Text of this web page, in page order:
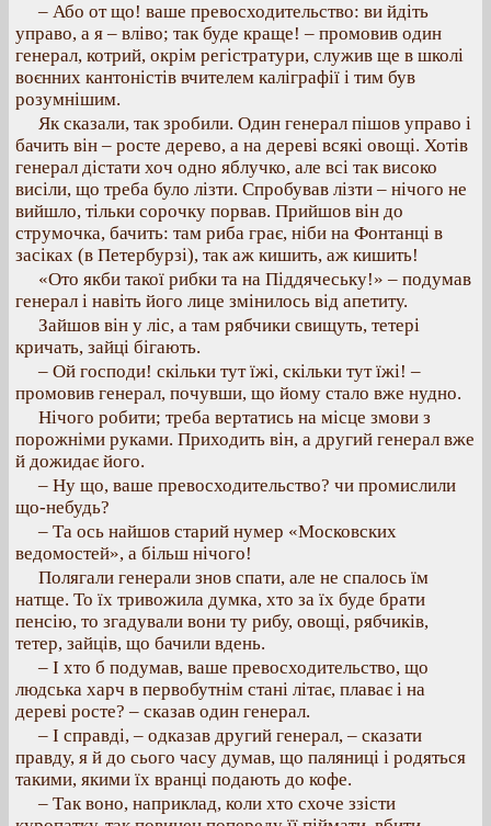
– Або от що! ваше превосходительство: ви йдіть
управо, а я – вліво; так буде краще! – промовив один
генерал, котрий, окрім регістратури, служив ще в школі
воєнних кантоністів вчителем каліграфії і тим був
розумнішим.
Як сказали, так зробили. Один генерал пішов управо і
бачить він – росте дерево, а на дереві всякі овощі. Хотів
генерал дістати хоч одно яблучко, але всі так високо
висіли, що треба було лізти. Спробував лізти – нічого не
вийшло, тільки сорочку порвав. Прийшов він до
струмочка, бачить: там риба грає, ніби на Фонтанці в
засіках (в Петербурзі), так аж кишить, аж кишить!
«Ото якби такої рибки та на Піддячеську!» – подумав
генерал і навіть його лице змінилось від апетиту.
Зайшов він у ліс, а там рябчики свищуть, тетері
кричать, зайці бігають.
– Ой господи! скільки тут їжі, скільки тут їжі! –
промовив генерал, почувши, що йому стало вже нудно.
Нічого робити; треба вертатись на місце змови з
порожніми руками. Приходить він, а другий генерал вже
й дожидає його.
– Ну що, ваше превосходительство? чи промислили
що-небудь?
– Та ось найшов старий нумер «Московских
ведомостей», а більш нічого!
Полягали генерали знов спати, але не спалось їм
натще. То їх тривожила думка, хто за їх буде брати
пенсію, то згадували вони ту рибу, овощі, рябчиків,
тетер, зайців, що бачили вдень.
– І хто б подумав, ваше превосходительство, що
людська харч в первобутнім стані літає, плаває і на
дереві росте? – сказав один генерал.
– І справді, – одказав другий генерал, – сказати
правду, я й до сього часу думав, що паляниці і родяться
такими, якими їх вранці подають до кофе.
– Так воно, наприклад, коли хто схоче ззісти